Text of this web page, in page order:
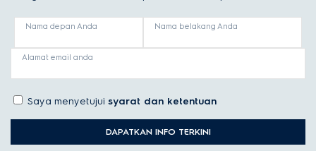
Nama depan Anda Nama belakang Anda
Alamat email anda
Saya menyetujui syarat dan ketentuan
DAPATKAN INFO TERKINI